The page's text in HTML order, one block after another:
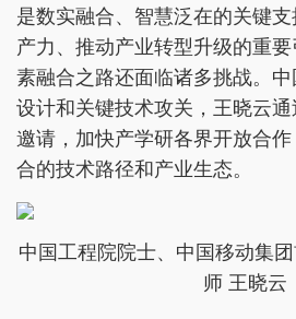
是数实融合、智慧泛在的关键
产力、推动产业转型升级的重
素融合之路还面临诸多挑战。
设计和关键技术攻关，王晓云
邀请，加快产学研各界开放合
合的技术路径和产业生态。
中国工程院院士、中国移动集
师 王晓云